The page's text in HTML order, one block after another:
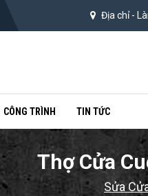
Địa chỉ -
CÔNG TRÌNH TIN TỨC
Thợ Cửa
Sửa